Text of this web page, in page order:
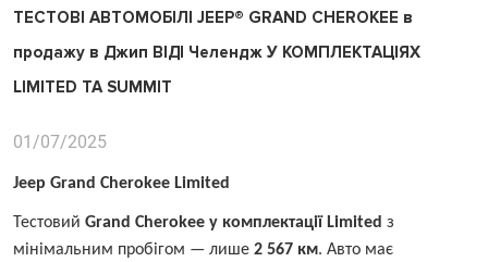
ТЕСТОВІ АВТОМОБІЛІ JEEP® GRAND CHEROKEE в
продажу в Джип ВІДІ Челендж У КОМПЛЕКТАЦІЯХ
LIMITED ТА SUMMIT
01/07/2025
Jeep Grand Cherokee Limited
Тестовий Grand Cherokee у комплектації Limited з
мінімальним пробігом — лише 2 567 км. Авто має